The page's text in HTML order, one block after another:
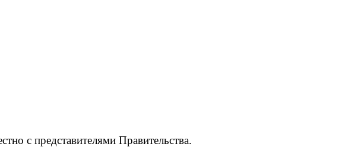
с представителями Правительства.